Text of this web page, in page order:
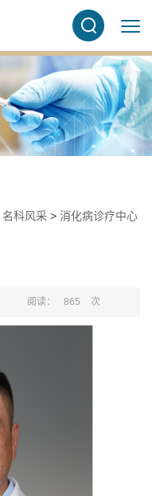
名科风采 > 消化病诊疗中心
阅读： 865 次